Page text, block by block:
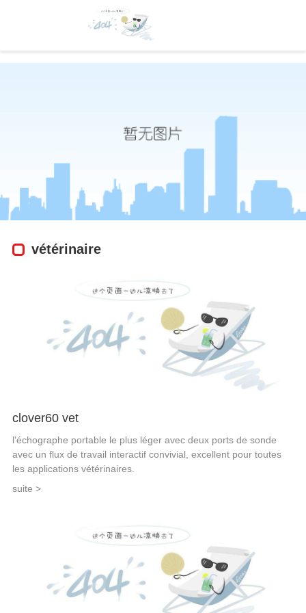
vétérinaire
clover60 vet
l'échographe portable le plus léger avec deux ports de sonde
avec un flux de travail interactif convivial, excellent pour toutes
les applications vétérinaires.
suite >